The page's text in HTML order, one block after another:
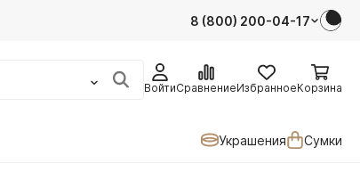
8 (800) 200-04-17
ВойтиСравнениеИзбранноеКорзина
Украшения Сумки